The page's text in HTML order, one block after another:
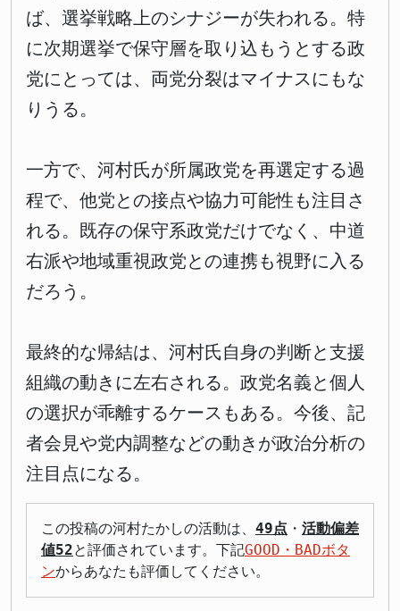
ば、選挙戦略上のシナジーが失われる。特
に次期選挙で保守層を取り込もうとする政
党にとっては、両党分裂はマイナスにもな
りうる。
一方で、河村氏が所属政党を再選定する過
程で、他党との接点や協力可能性も注目さ
れる。既存の保守系政党だけでなく、中道
右派や地域重視政党との連携も視野に入る
だろう。
最終的な帰結は、河村氏自身の判断と支援
組織の動きに左右される。政党名義と個人
の選択が乖離するケースもある。今後、記
者会見や党内調整などの動きが政治分析の
注目点になる。
この投稿の河村たかしの活動は、 49点 ・ 活動偏差
値52と評価されています。下記GOOD・BADボタ
ンからあなたも評価してください。